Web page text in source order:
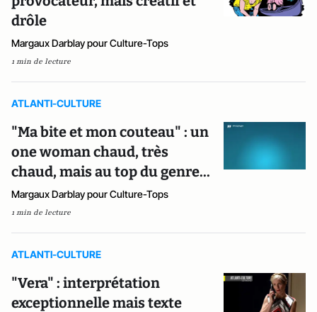
drôle
Margaux Darblay pour Culture-Tops
1 min de lecture
ATLANTI-CULTURE
"Ma bite et mon couteau" : un
one woman chaud, très
chaud, mais au top du genre...
Margaux Darblay pour Culture-Tops
1 min de lecture
ATLANTI-CULTURE
"Vera" : interprétation
exceptionnelle mais texte